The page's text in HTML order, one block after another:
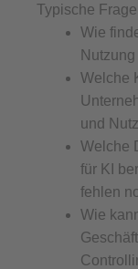
Typische
Wie
Welche
und
Welche
für KI
fehlen
Wie